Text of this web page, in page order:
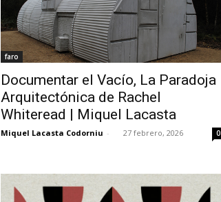
faro
Documentar el Vacío, La Paradoja
Arquitectónica de Rachel
Whiteread | Miquel Lacasta
Miquel Lacasta Codorniu - 27 febrero, 2026 0